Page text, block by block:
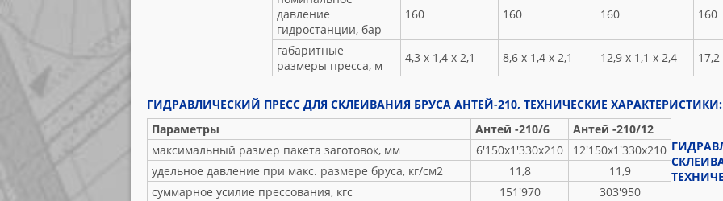
давление
гидростанции, бар
160 160 160 160
габаритные
размеры пресса, м
4,3 х 1,4 х 2,1 8,6 х 1,4 х 2,1 12,9 х 1,1 х 2,4 17,2
ГИДРАВЛИЧЕСКИЙ ПРЕСС ДЛЯ СКЛЕИВАНИЯ БРУСА АНТЕЙ-210, ТЕХНИЧЕСКИЕ ХАРАКТЕРИСТИКИ:
Параметры
Антей -210/6
Антей -210/12
максимальный размер пакета заготовок, мм
6'150х1'330х210
12'150х1'330х210
удельное давление при макс. размере бруса, кг/см2
11,8
11,9
суммарное усилие прессования, кгс
151'970
303'950